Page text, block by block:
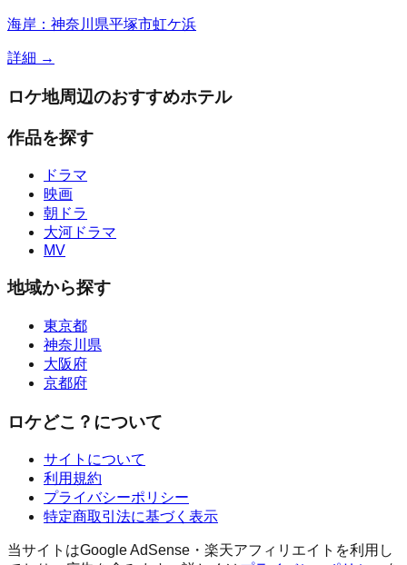
海岸：神奈川県平塚市虹ケ浜
詳細 →
ロケ地周辺のおすすめホテル
作品を探す
ドラマ
映画
朝ドラ
大河ドラマ
MV
地域から探す
東京都
神奈川県
大阪府
京都府
ロケどこ？について
サイトについて
利用規約
プライバシーポリシー
特定商取引法に基づく表示
当サイトはGoogle AdSense・楽天アフィリエイトを利用し